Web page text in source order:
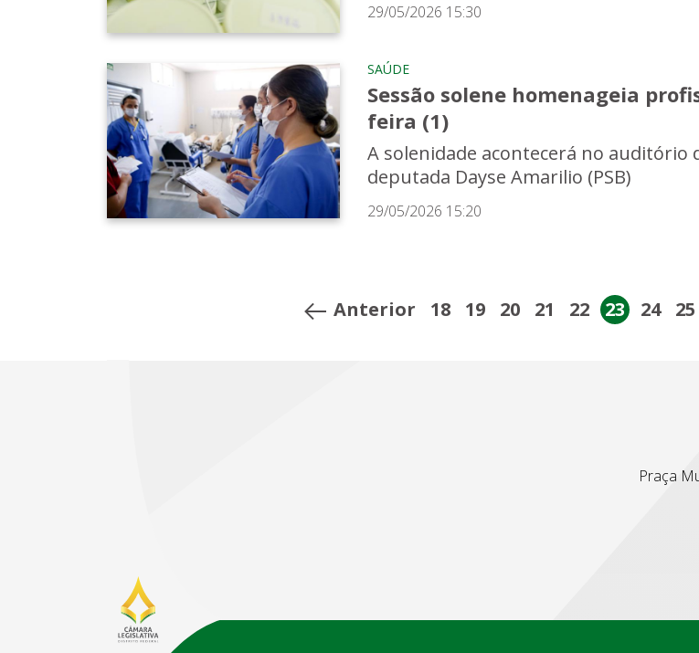
29/05/2026 15:30
SAÚDE
Sessão solene homenageia
feira (1)
A solenidade acontecerá no auditório
deputada Dayse Amarilio (PSB)
29/05/2026 15:20
Anterior 18 19 20 21 22 23 24 25
Praça